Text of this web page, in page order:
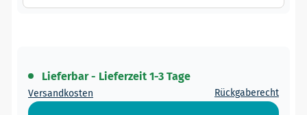
Lieferbar - Lieferzeit 1-3 Tage
Versandkosten Rückgaberecht